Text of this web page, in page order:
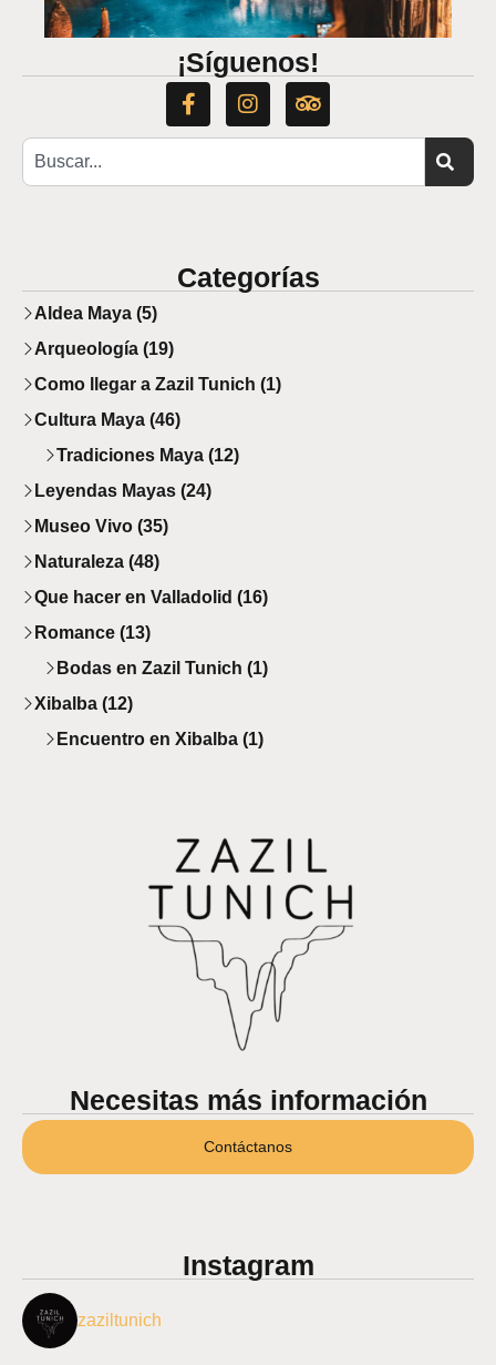
PREMIO NACIONAL
¡Síguenos!
Categorías
Aldea Maya (5)
Arqueología (19)
Como llegar a Zazil Tunich (1)
Cultura Maya (46)
Tradiciones Maya (12)
Leyendas Mayas (24)
Museo Vivo (35)
Naturaleza (48)
Que hacer en Valladolid (16)
Romance (13)
Bodas en Zazil Tunich (1)
Xibalba (12)
Encuentro en Xibalba (1)
Necesitas más información
Contáctanos
Instagram
zaziltunich